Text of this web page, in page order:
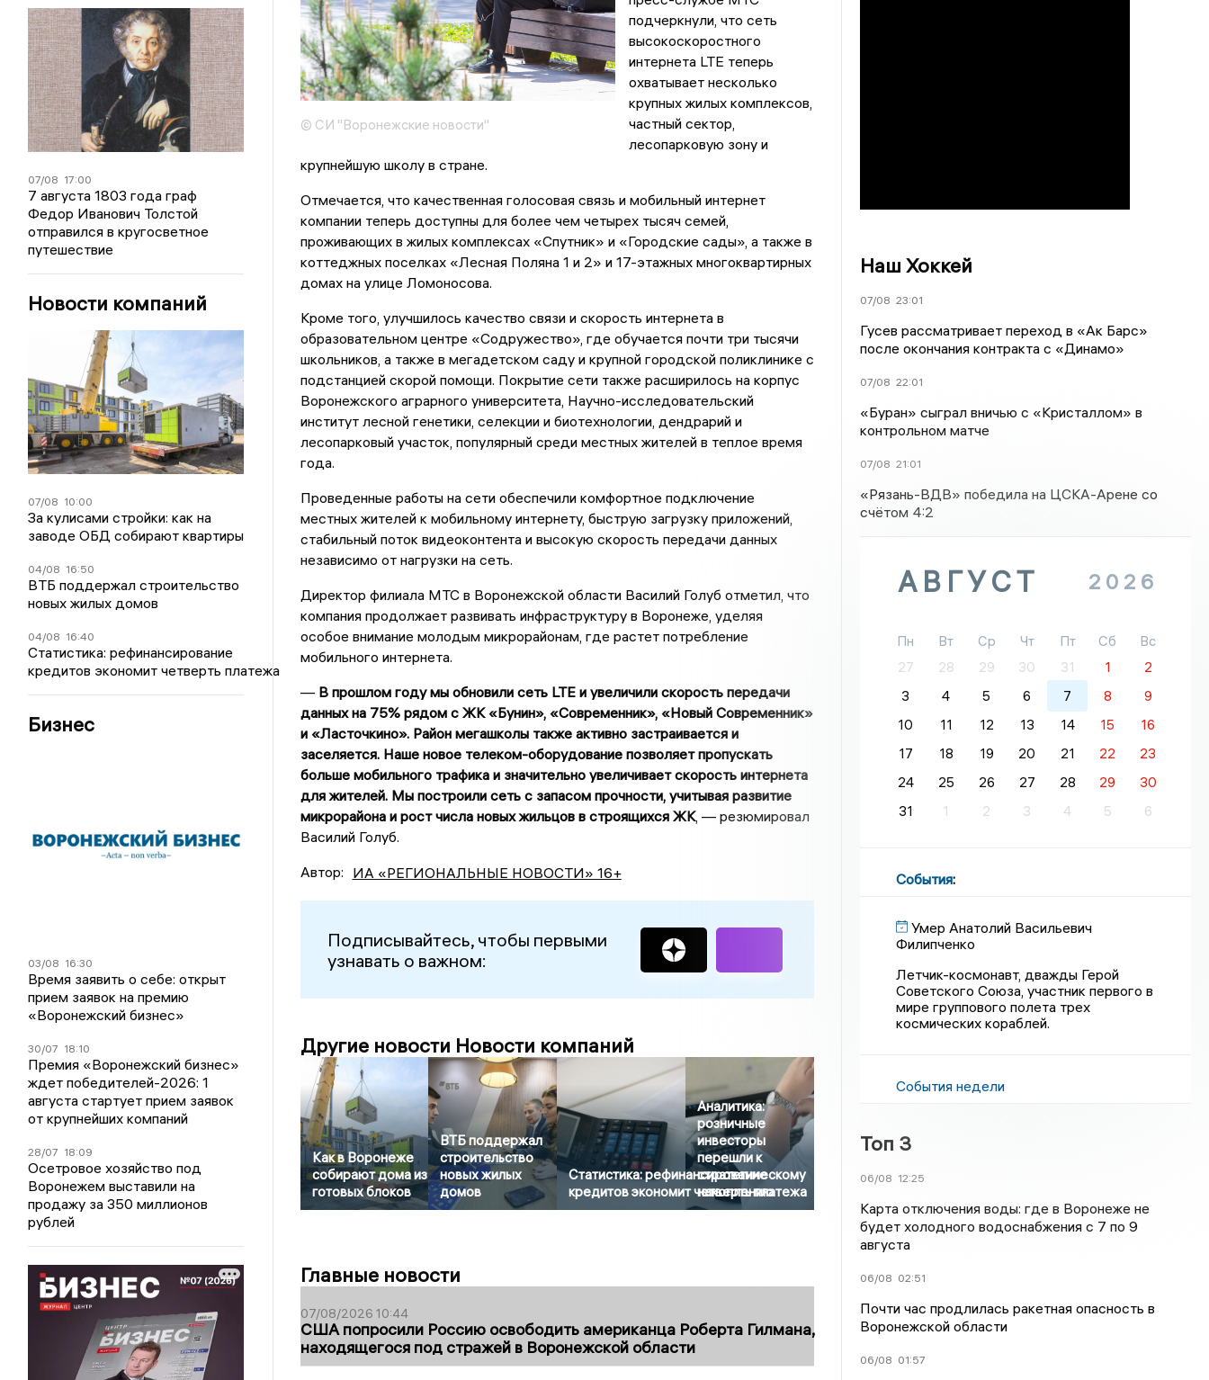
07/08 17:00
7 августа 1803 года граф
Федор Иванович Толстой
отправился в кругосветное
путешествие
Новости компаний
07/08 10:00
За кулисами стройки: как на
заводе ОБД собирают квартиры
04/08 16:50
ВТБ поддержал строительство
новых жилых домов
04/08 16:40
Статистика: рефинансирование
кредитов экономит четверть платежа
Бизнес
03/08 16:30
Время заявить о себе: открыт
прием заявок на премию
«Воронежский бизнес»
30/07 18:10
Премия «Воронежский бизнес»
ждет победителей-2026: 1
августа стартует прием заявок
от крупнейших компаний
28/07 18:09
Осетровое хозяйство под
Воронежем выставили на
продажу за 350 миллионов
рублей
© СИ "Воронежские новости"
подчеркнули, что сеть
высокоскоростного
интернета LTE теперь
охватывает несколько
крупных жилых комплексов,
частный сектор,
лесопарковую зону и
крупнейшую школу в стране.
Отмечается, что качественная голосовая связь и мобильный интернет
компании теперь доступны для более чем четырех тысяч семей,
проживающих в жилых комплексах «Спутник» и «Городские сады», а также в
коттеджных поселках «Лесная Поляна 1 и 2» и 17-этажных многоквартирных
домах на улице Ломоносова.
Кроме того, улучшилось качество связи и скорость интернета в
образовательном центре «Содружество», где обучается почти три тысячи
школьников, а также в мегадетском саду и крупной городской поликлинике с
подстанцией скорой помощи. Покрытие сети также расширилось на корпус
Воронежского аграрного университета, Научно-исследовательский
институт лесной генетики, селекции и биотехнологии, дендрарий и
лесопарковый участок, популярный среди местных жителей в теплое время
года.
Проведенные работы на сети обеспечили комфортное подключение
местных жителей к мобильному интернету, быструю загрузку приложений,
стабильный поток видеоконтента и высокую скорость передачи данных
независимо от нагрузки на сеть.
Директор филиала МТС в Воронежской области Василий Голуб отметил, что
компания продолжает развивать инфраструктуру в Воронеже, уделяя
особое внимание молодым микрорайонам, где растет потребление
мобильного интернета.
— В прошлом году мы обновили сеть LTE и увеличили скорость передачи
данных на 75% рядом с ЖК «Бунин», «Современник», «Новый Современник»
и «Ласточкино». Район мегашколы также активно застраивается и
заселяется. Наше новое телеком-оборудование позволяет пропускать
больше мобильного трафика и значительно увеличивает скорость интернета
для жителей. Мы построили сеть с запасом прочности, учитывая развитие
микрорайона и рост числа новых жильцов в строящихся ЖК, — резюмировал
Василий Голуб.
Автор: ИА «РЕГИОНАЛЬНЫЕ НОВОСТИ» 16+
Подписывайтесь, чтобы первыми
узнавать о важном:
Другие новости Новости компаний
Как в Воронеже
собирают дома из
готовых блоков
ВТБ поддержал
строительство
новых жилых
домов
Статистика: рефинансирование
кредитов экономит четверть платежа
Аналитика:
розничные
инвесторы
перешли к
стратегическому
накоплению
Главные новости
07/08/2026 10:44
США попросили Россию освободить американца Роберта Гилмана,
находящегося под стражей в Воронежской области
Наш Хоккей
07/08 23:01
Гусев рассматривает переход в «Ак Барс»
после окончания контракта с «Динамо»
07/08 22:01
«Буран» сыграл вничью с «Кристаллом» в
контрольном матче
07/08 21:01
«Рязань-ВДВ» победила на ЦСКА-Арене со
счётом 4:2
АВГУСТ 2026
Пн Вт Ср Чт Пт Сб
Вс
27
28 29 30 31 1
2
3
4 5 6 7 8
9
10
11 12 13 14 15
16
17
18 19 20 21 22
23
24
25 26 27 28 29
30
31
1 2 3 4 5 6
События:
Умер Анатолий Васильевич
Филипченко
Летчик-космонавт, дважды Герой
Советского Союза, участник первого в
мире группового полета трех
космических кораблей.
События недели
Топ 3
06/08 12:25
Карта отключения воды: где в Воронеже не
будет холодного водоснабжения с 7 по 9
августа
06/08 02:51
Почти час продлилась ракетная опасность в
Воронежской области
06/08 01:57